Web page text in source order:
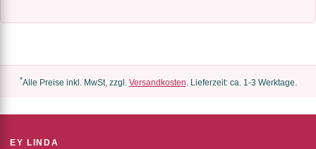
*Alle Preise inkl. MwSt, zzgl. Versandkosten. Lieferzeit: ca. 1-3 Werktage.
EY LINDA